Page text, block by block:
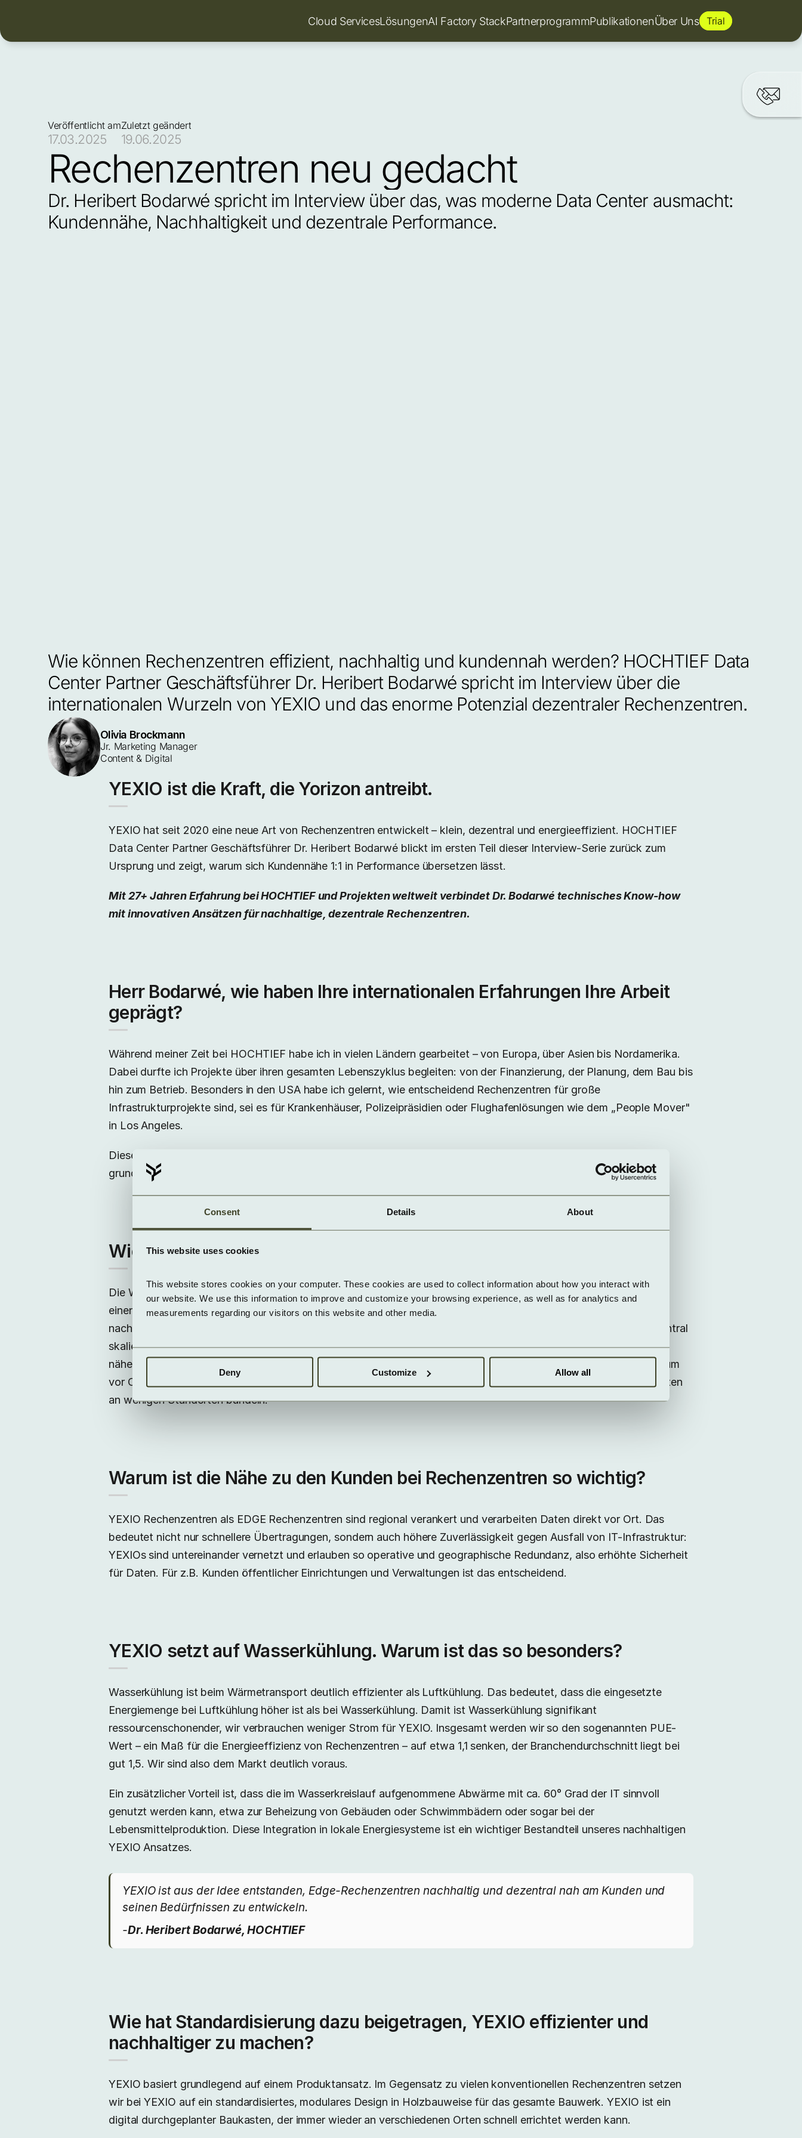
Consent Details About
This website uses cookies
This website stores cookies on your computer. These cookies are used to collect information about how you interact with
our website. We use this information to improve and customize your browsing experience, as well as for analytics and
measurements regarding our visitors on this website and other media.
Deny Customize Allow all
Veröffentlicht am
17.03.2025
Zuletzt geändert
19.06.2025
Rechenzentren neu gedacht
Dr. Heribert Bodarwé spricht im Interview über das, was moderne Data Center ausmacht:
Kundennähe, Nachhaltigkeit und dezentrale Performance.
Wie können Rechenzentren effizient, nachhaltig und kundennah werden? HOCHTIEF Data
Center Partner Geschäftsführer Dr. Heribert Bodarwé spricht im Interview über die
internationalen Wurzeln von YEXIO und das enorme Potenzial dezentraler Rechenzentren.
Olivia Brockmann
Jr. Marketing Manager
Content & Digital
YEXIO ist die Kraft, die Yorizon antreibt.
YEXIO hat seit 2020 eine neue Art von Rechenzentren entwickelt – klein, dezentral und energieeffizient. HOCHTIEF
Data Center Partner Geschäftsführer Dr. Heribert Bodarwé blickt im ersten Teil dieser Interview-Serie zurück zum
Ursprung und zeigt, warum sich Kundennähe 1:1 in Performance übersetzen lässt.
Mit 27+ Jahren Erfahrung bei HOCHTIEF und Projekten weltweit verbindet Dr. Bodarwé technisches Know-how
mit innovativen Ansätzen für nachhaltige, dezentrale Rechenzentren.
Herr Bodarwé, wie haben Ihre internationalen Erfahrungen Ihre Arbeit
geprägt?
Während meiner Zeit bei HOCHTIEF habe ich in vielen Ländern gearbeitet – von Europa, über Asien bis Nordamerika.
Dabei durfte ich Projekte über ihren gesamten Lebenszyklus begleiten: von der Finanzierung, der Planung, dem Bau bis
hin zum Betrieb. Besonders in den USA habe ich gelernt, wie entscheidend Rechenzentren für große
Infrastrukturprojekte sind, sei es für Krankenhäuser, Polizeipräsidien oder Flughafenlösungen wie dem „People Mover"
in Los Angeles.
Diese Erfahrungen haben mir gezeigt, dass Rechenzentren weit mehr als IT-Infrastruktur sind. Sie sind der
grundlegende Motor moderner Infrastruktur und für deren Betrieb.
Wie ist die Idee für YEXIO entstanden?
Die Wurzeln von YEXIO liegen in Nordamerika und dort sollte alles starten. Die Corona Pandemie machte uns aber
einen Strich durch die Rechnung. So entschied man 2020, das Modell eines dezentralen, energieeffizienten und
nachhaltigen Rechenzentrums zuerst in Deutschland und Europa zu realisieren. Unsere Idee war es, kleinere, dezentral
skalierbare Edge-Rechenzentren mit einer IT-Kapazität von etwa 2 MW zu entwickeln. Dieser Ansatz ermöglicht,
näher an den Kunden und seine Applikationen heranzurücken, Latenzzeiten zu minimieren und „sein" Rechenzentrum
vor Ort zu errichten. Das unterscheidet uns von großen Hyperscalern, die zentralisiert arbeiten und hohe Kapazitäten
an wenigen Standorten bündeln.
Warum ist die Nähe zu den Kunden bei Rechenzentren so wichtig?
YEXIO Rechenzentren als EDGE Rechenzentren sind regional verankert und verarbeiten Daten direkt vor Ort. Das
bedeutet nicht nur schnellere Übertragungen, sondern auch höhere Zuverlässigkeit gegen Ausfall von IT-Infrastruktur:
YEXIOs sind untereinander vernetzt und erlauben so operative und geographische Redundanz, also erhöhte Sicherheit
für Daten. Für z.B. Kunden öffentlicher Einrichtungen und Verwaltungen ist das entscheidend.
YEXIO setzt auf Wasserkühlung. Warum ist das so besonders?
Wasserkühlung ist beim Wärmetransport deutlich effizienter als Luftkühlung. Das bedeutet, dass die eingesetzte
Energiemenge bei Luftkühlung höher ist als bei Wasserkühlung. Damit ist Wasserkühlung signifikant
ressourcenschonender, wir verbrauchen weniger Strom für YEXIO. Insgesamt werden wir so den sogenannten PUE-
Wert – ein Maß für die Energieeffizienz von Rechenzentren – auf etwa 1,1 senken, der Branchendurchschnitt liegt bei
gut 1,5. Wir sind also dem Markt deutlich voraus.
Ein zusätzlicher Vorteil ist, dass die im Wasserkreislauf aufgenommene Abwärme mit ca. 60° Grad der IT sinnvoll
genutzt werden kann, etwa zur Beheizung von Gebäuden oder Schwimmbädern oder sogar bei der
Lebensmittelproduktion. Diese Integration in lokale Energiesysteme ist ein wichtiger Bestandteil unseres nachhaltigen
YEXIO Ansatzes.
YEXIO ist aus der Idee entstanden, Edge-Rechenzentren nachhaltig und dezentral nah am Kunden und
seinen Bedürfnissen zu entwickeln.
-Dr. Heribert Bodarwé, HOCHTIEF
Wie hat Standardisierung dazu beigetragen, YEXIO effizienter und
nachhaltiger zu machen?
YEXIO basiert grundlegend auf einem Produktansatz. Im Gegensatz zu vielen konventionellen Rechenzentren setzen
wir bei YEXIO auf ein standardisiertes, modulares Design in Holzbauweise für das gesamte Bauwerk. YEXIO ist ein
digital durchgeplanter Baukasten, der immer wieder an verschiedenen Orten schnell errichtet werden kann.
Cloud ServicesLösungenAI Factory StackPartnerprogrammPublikationenÜber Uns Trial